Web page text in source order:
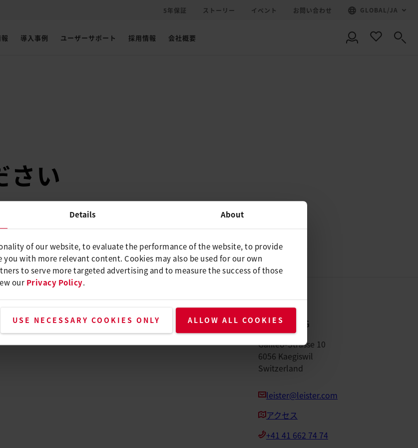
Details About
of our website, to evaluate the performance of the website, to provide
with more relevant content. Cookies may also be used for our own
to serve more targeted advertising and to measure the success of those
our Privacy Policy.
USE NECESSARY COOKIES ONLY ALLOW ALL COOKIES
5年保証 ストーリー イベント お問い合わせ GLOBAL /JA
導入事例 ユーザーサポート 採用情報 会社概要
さい
イを確認してください。
ルプ Leister AG
Galileo-Strasse 10
6056 Kaegiswil
Switzerland
leister@leister.com
アクセス
+41 41 662 74 74